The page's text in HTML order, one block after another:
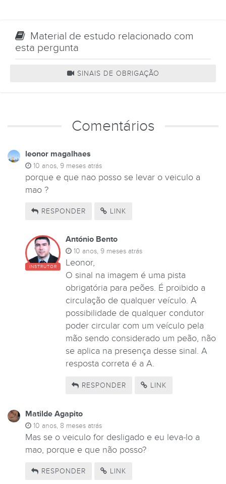
Material de estudo relacionado com
esta pergunta
SINAIS DE OBRIGAÇÃO
Comentários
leonor magalhaes
10 anos, 9 meses atrás
porque e que nao posso se levar o veiculo a
mao ?
RESPONDER LINK
INSTRUTOR
António Bento
10 anos, 9 meses atrás
Leonor,
O sinal na imagem é uma pista
obrigatória para peões. É proibido a
circulação de qualquer veículo. A
possibilidade de qualquer condutor
poder circular com um veículo pela
mão sendo considerado um peão, não
se aplica na presença desse sinal. A
resposta correta é a A.
RESPONDER LINK
Matilde Agapito
10 anos, 8 meses atrás
Mas se o veiculo for desligado e eu leva-lo a
mao, porque e que não posso?
RESPONDER LINK